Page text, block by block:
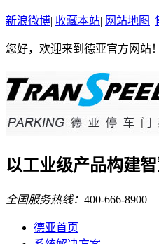
新浪微博| 收藏本站| 网站地图 |
您好，欢迎来到德亚官方网站！
以工业级产品构建
全国服务热线： 400-666-8900
德亚首页